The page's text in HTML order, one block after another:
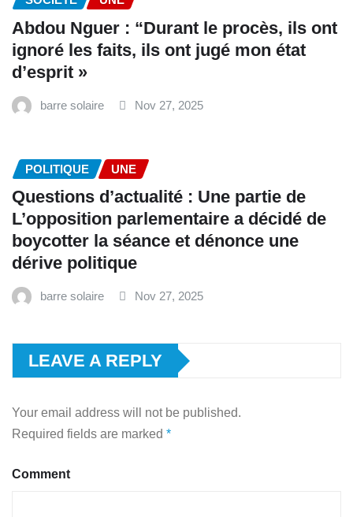
Abdou Nguer : “Durant le procès, ils ont
ignoré les faits, ils ont jugé mon état
d’esprit »
barre solaire Nov 27, 2025
POLITIQUE UNE
Questions d’actualité : Une partie de
L’opposition parlementaire a décidé de
boycotter la séance et dénonce une
dérive politique
barre solaire Nov 27, 2025
LEAVE A REPLY
Your email address will not be published.
Required fields are marked *
Comment